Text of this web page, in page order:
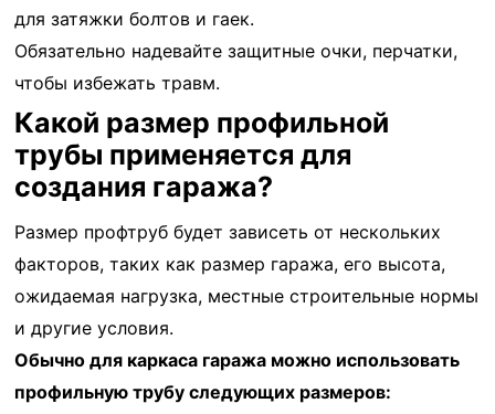
для затяжки болтов и гаек.
Обязательно надевайте защитные очки, перчатки,
чтобы избежать травм.
Какой размер профильной
трубы применяется для
создания гаража?
Размер профтруб будет зависеть от нескольких
факторов, таких как размер гаража, его высота,
ожидаемая нагрузка, местные строительные нормы
и другие условия.
Обычно для каркаса гаража можно использовать
профильную трубу следующих размеров: